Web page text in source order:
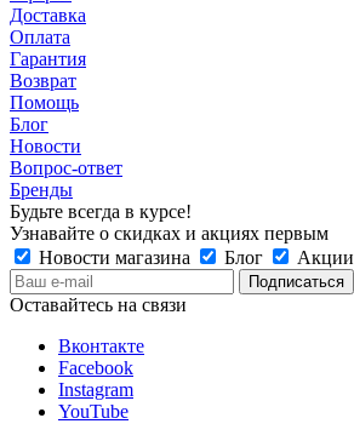
Доставка
Оплата
Гарантия
Возврат
Помощь
Блог
Новости
Вопрос-ответ
Бренды
Будьте всегда в курсе!
Узнавайте о скидках и акциях первым
Новости магазина
Блог Акции
Оставайтесь на связи
Вконтакте
Facebook
Instagram
YouTube